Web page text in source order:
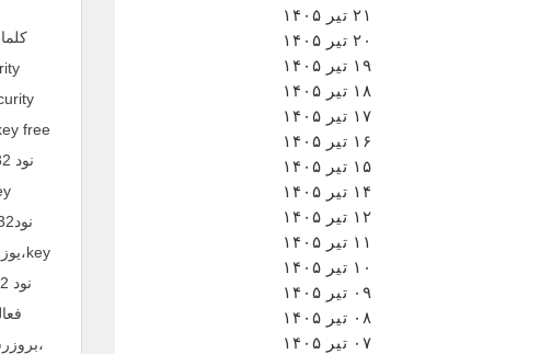
۲۱ تیر ۱۴۰۵
۲۰ تیر ۱۴۰۵
۱۹ تیر ۱۴۰۵
۱۸ تیر ۱۴۰۵
۱۷ تیر ۱۴۰۵
۱۶ تیر ۱۴۰۵
۱۵ تیر ۱۴۰۵
۱۴ تیر ۱۴۰۵
۱۲ تیر ۱۴۰۵
۱۱ تیر ۱۴۰۵
۱۰ تیر ۱۴۰۵
۰۹ تیر ۱۴۰۵
۰۸ تیر ۱۴۰۵
۰۷ تیر ۱۴۰۵